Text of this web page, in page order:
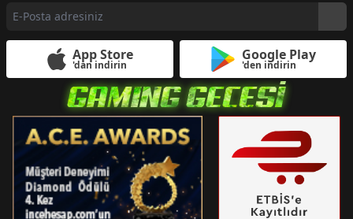
App Store
'dan indirin
Google Play
'den indirin